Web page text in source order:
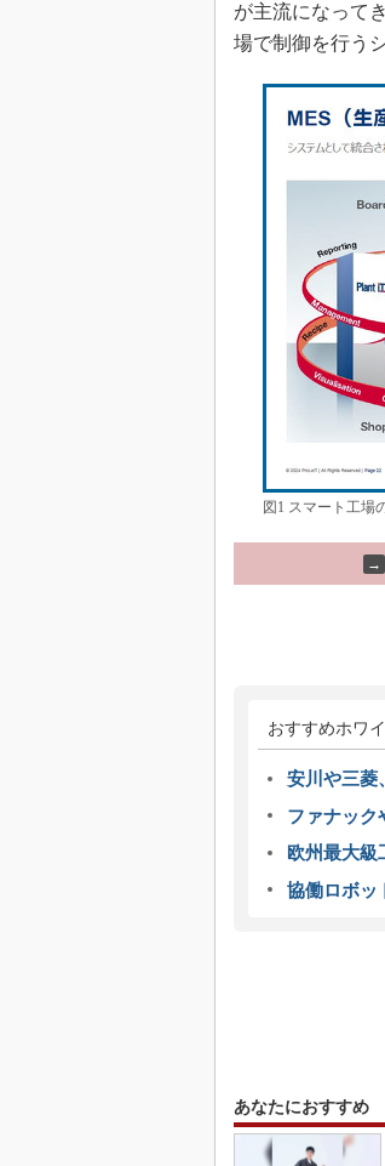
が主流になって
場で制御を行う
図1 スマート工場
→
おすすめホワ
安川や三菱
ファナック
欧州最大級
協働ロボッ
あなたにおすすめ